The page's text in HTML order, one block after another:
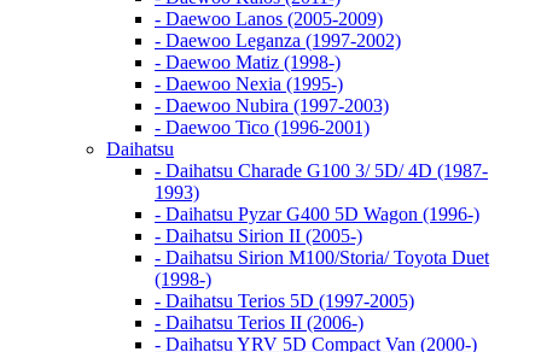
- Daewoo Lanos (2005-2009)
- Daewoo Leganza (1997-2002)
- Daewoo Matiz (1998-)
- Daewoo Nexia (1995-)
- Daewoo Nubira (1997-2003)
- Daewoo Tico (1996-2001)
Daihatsu
- Daihatsu Charade G100 3/ 5D/ 4D (1987-
1993)
- Daihatsu Pyzar G400 5D Wagon (1996-)
- Daihatsu Sirion II (2005-)
- Daihatsu Sirion M100/Storia/ Toyota Duet
(1998-)
- Daihatsu Terios 5D (1997-2005)
- Daihatsu Terios II (2006-)
- Daihatsu YRV 5D Compact Van (2000-)